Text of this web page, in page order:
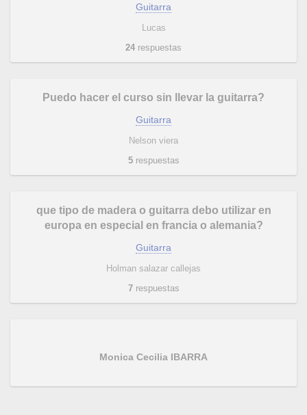
Guitarra
Lucas
24 respuestas
Puedo hacer el curso sin llevar la guitarra?
Guitarra
Nelson viera
5respuestas
que tipo de madera o guitarra debo utilizar en
europa en especial en francia o alemania?
Guitarra
Holman salazar callejas
7respuestas
Monica Cecilia IBARRA